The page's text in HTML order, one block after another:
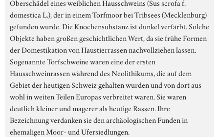
Oberschädel eines weiblichen Hausschweins (Sus scrofa f.
domestica L.), der in einem Torfmoor bei Tribsees (Mecklenburg)
gefunden wurde. Die Knochensubstanz ist dunkel verfärbt. Solche
Objekte haben großen geschichtlichen Wert, da sie frühe Formen
der Domestikation von Haustierrassen nachvollziehen lassen.
Sogenannte Torfschweine waren eine der ersten
Hausschweinrassen während des Neolithikums, die auf dem
Gebiet der heutigen Schweiz gehalten wurden und von dort aus
wohl in weiten Teilen Europas verbreitet waren. Sie waren
deutlich kleiner und magerer als heutige Rassen. Ihre
Bezeichnung verdanken sie den archäologischen Funden in
ehemaligen Moor- und Ufersiedlungen.